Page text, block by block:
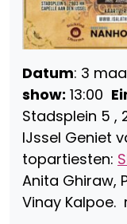
Datum: 3
show: 13:00
Stadsplein 5 ,
IJssel Geniet
topartiesten:
Anita Ghiraw,
Vinay Kalpoe.